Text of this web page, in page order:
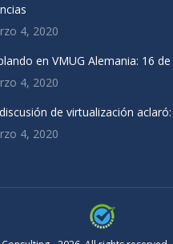
4, 2020
en VMUG Alemania: 16
4, 2020
de virtualización
4, 2020